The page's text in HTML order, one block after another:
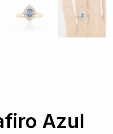
Azul